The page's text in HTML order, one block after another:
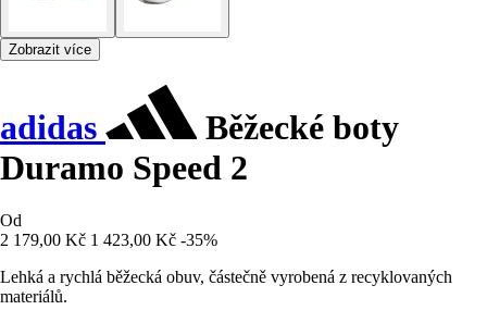
Zobrazit více
adidas
Běžecké boty
Duramo Speed 2
Od
2 179,00 Kč 1 423,00 Kč -35%
Lehká a rychlá běžecká obuv, částečně vyrobená z recyklovaných
materiálů.